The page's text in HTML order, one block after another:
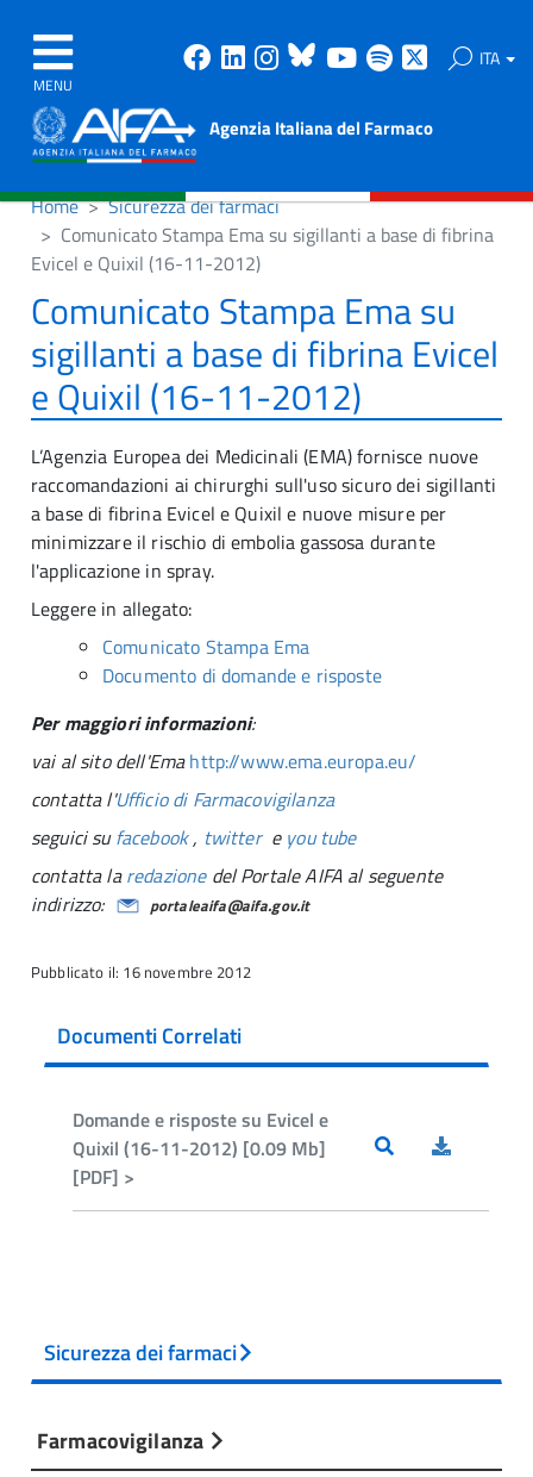
MENU
Facebook
Linkedin
Instagram
Bluesky
Youtube
Spotify ITA
Agenzia Italiana del Farmaco
Home
Sicurezza dei farmaci
Comunicato Stampa Ema su sigillanti a base di fibrina
Evicel e Quixil (16-11-2012)
Comunicato Stampa Ema su
sigillanti a base di fibrina Evicel
e Quixil (16-11-2012)
L’Agenzia Europea dei Medicinali (EMA) fornisce nuove
raccomandazioni ai chirurghi sull'uso sicuro dei sigillanti
a base di fibrina Evicel e Quixil e nuove misure per
minimizzare il rischio di embolia gassosa durante
l'applicazione in spray.
Leggere in allegato:
Comunicato Stampa Ema
Documento di domande e risposte
Per maggiori informazioni:
vai al sito dell'Emahttp://www.ema.europa.eu/
contatta l'Ufficio di Farmacovigilanza
seguici sufacebook, twitter e you tube
contatta laredazionedel Portale AIFA al seguente
indirizzo:
portaleaifa@aifa.gov.it
Pubblicato il: 16 novembre 2012
Documenti Correlati
Domande e risposte su Evicel e
Quixil (16-11-2012) [0.09 Mb]
[PDF] >
Sicurezza dei farmaci
Farmacovigilanza